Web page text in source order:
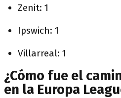
Zenit: 1
Ipswich: 1
Villarreal: 1
¿Cómo fue el
en la Europa